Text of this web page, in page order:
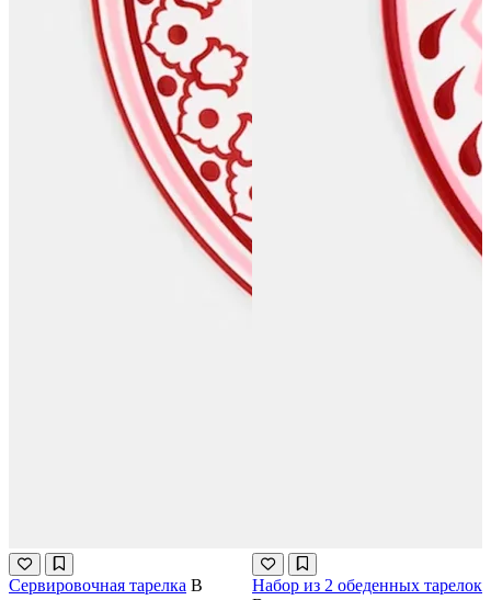
Сервировочная тарелка В
Набор из 2 обеденных тарелок